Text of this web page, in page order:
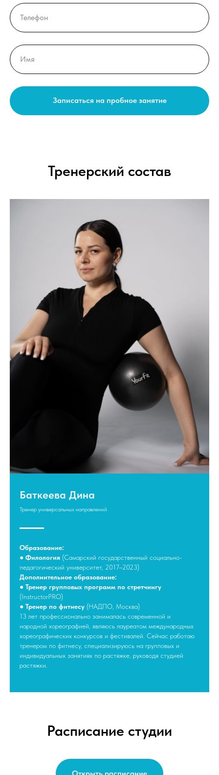
Записаться на пробное занятие
Тренерский состав
Баткеева Дина
Тренер универсальных направлений
Образование:
● Филология (Самарский государственный социально-
педагогический университет, 2017–2023)
Дополнительное образование:
● Тренер групповых программ по стретчингу
(InstructorPRO)
● Тренер по фитнесу (НАДПО, Москва)
13 лет профессионально занималась современной и
народной хореографией, являюсь лауреатом международных
хореографических конкурсов и фестивалей. Сейчас работаю
тренером по фитнесу, специализируюсь на групповых и
индивидуальных занятиях по растяжке, руководя студией
растяжки.
Расписание студии